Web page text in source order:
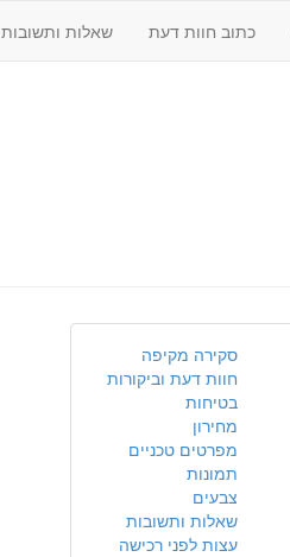
כתוב חוות דעת שאלות ותשובות
סקירה מקיפה
חוות דעת וביקורות
בטיחות
מחירון
מפרטים טכניים
תמונות
צבעים
שאלות ותשובות
עצות לפני רכישה